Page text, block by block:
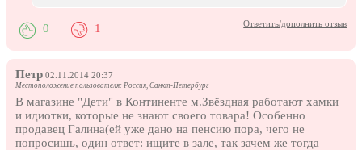
Ответить/дополнить отзыв
0 1
Петр 02.11.2014 20:37
Местоположение пользователя: Россия, Санкт-Петербург
В магазине "Дети" в Континенте м.Звёздная работают хамки
и идиотки, которые не знают своего товара! Особенно
продавец Галина(ей уже дано на пенсию пора, чего не
попросишь, один ответ: ищите в зале, так зачем же тогда